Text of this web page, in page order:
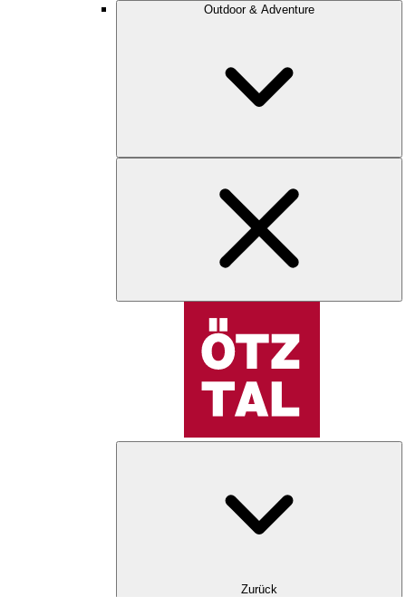
Outdoor & Adventure
Zurück